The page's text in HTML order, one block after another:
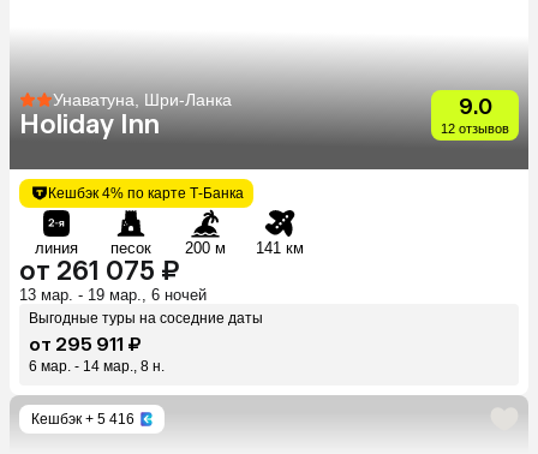
Унаватуна, Шри-Ланка
Holiday Inn
9.0
12 отзывов
Кешбэк 4% по карте Т-Банка
линия песок 200 м 141 км
от 261 075 ₽
13 мар. - 19 мар., 6 ночей
Выгодные туры на соседние даты
от 295 911 ₽
6 мар. - 14 мар., 8 н.
Кешбэк + 5 416